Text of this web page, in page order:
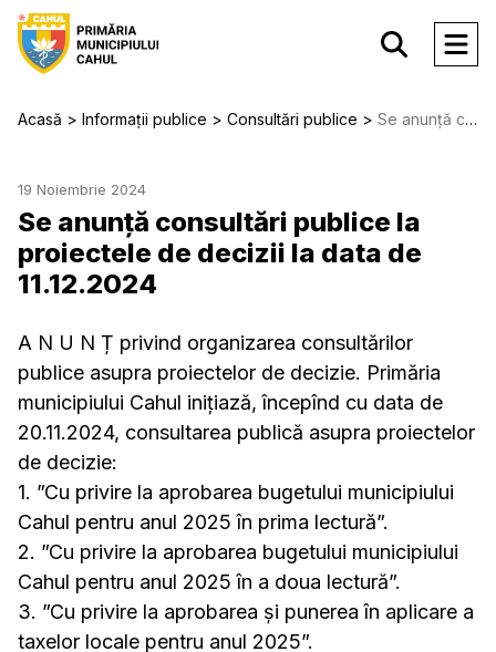
Acasă Informații publice Consultări publice Se anunță consultări publice la proiectele de decizii la data de 11.12.2024
19 Noiembrie 2024
Se anunță consultări publice la
proiectele de decizii la data de
11.12.2024
A N U N Ț privind organizarea consultărilor
publice asupra proiectelor de decizie. Primăria
municipiului Cahul inițiază, începînd cu data de
20.11.2024, consultarea publică asupra proiectelor
de decizie:
1. ”Cu privire la aprobarea bugetului municipiului
Cahul pentru anul 2025 în prima lectură”.
2. ”Cu privire la aprobarea bugetului municipiului
Cahul pentru anul 2025 în a doua lectură”.
3. ”Cu privire la aprobarea și punerea în aplicare a
taxelor locale pentru anul 2025”.